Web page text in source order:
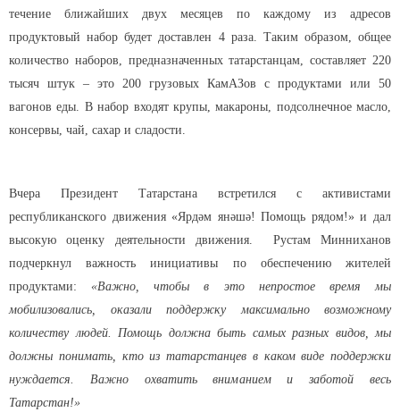
течение ближайших двух месяцев по каждому из адресов
продуктовый набор будет доставлен 4 раза. Таким образом, общее
количество наборов, предназначенных татарстанцам, составляет 220
тысяч штук – это 200 грузовых КамАЗов с продуктами или 50
вагонов еды. В набор входят крупы, макароны, подсолнечное масло,
консервы, чай, сахар и сладости.
Вчера Президент Татарстана встретился с активистами
республиканского движения«Ярдәм янәшә! Помощь рядом!» и дал
высокую оценку деятельности движения.
Рустам Минниханов
подчеркнул важность инициативы по обеспечению жителей
продуктами:«Важно, чтобы в это непростое время мы
мобилизовались, оказали поддержку максимально возможному
количеству людей. Помощь должна быть самых разных видов, мы
должны понимать, кто из татарстанцев в каком виде поддержки
нуждается. Важно охватить вниманием и заботой весь
Татарстан!»